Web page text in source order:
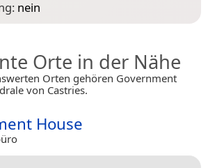
nein
Orte in der Nähe
Orten gehören Government
von Castries.
House